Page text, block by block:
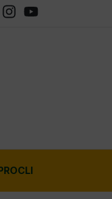
InstagramYouTube